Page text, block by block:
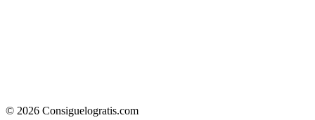
© 2026 Consiguelogratis.com